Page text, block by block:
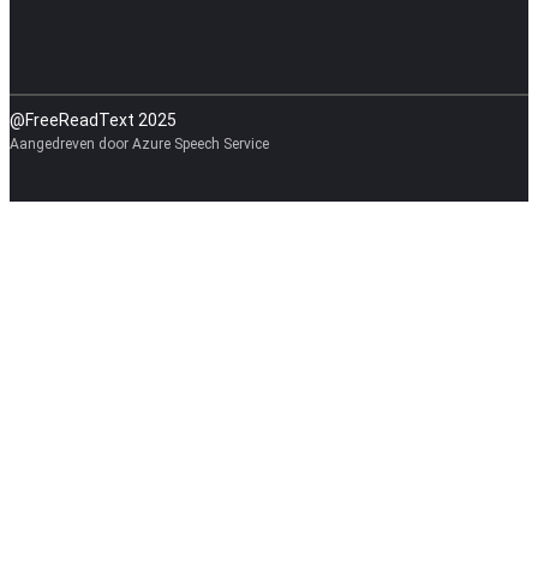
@FreeReadText 2025
Aangedreven door Azure Speech Service